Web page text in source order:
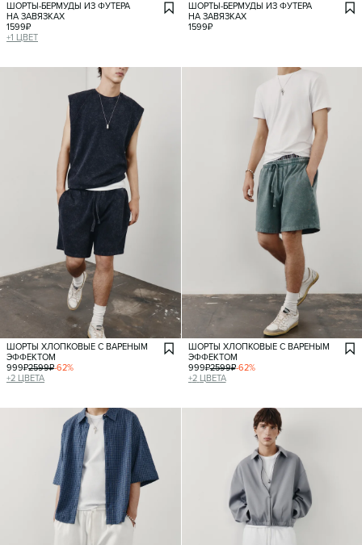
ШОРТЫ-БЕРМУДЫ ИЗ ФУТЕРА
НА ЗАВЯЗКАХ
1599₽
+1 ЦВЕТ
ШОРТЫ-БЕРМУДЫ ИЗ ФУТЕРА
НА ЗАВЯЗКАХ
1599₽
ШОРТЫ ХЛОПКОВЫЕ С ВАРЕНЫМ
ЭФФЕКТОМ
999₽2599₽-62%
+2 ЦВЕТА
ШОРТЫ ХЛОПКОВЫЕ С ВАРЕНЫМ
ЭФФЕКТОМ
999₽2599₽-62%
+2 ЦВЕТА